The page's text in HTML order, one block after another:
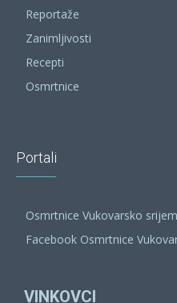
Reportaže
Zanimljivosti
Recepti
Osmrtnice
Portali
Osmrtnice Vukovarsko
Facebook Osmrtnice
VINKOVCI